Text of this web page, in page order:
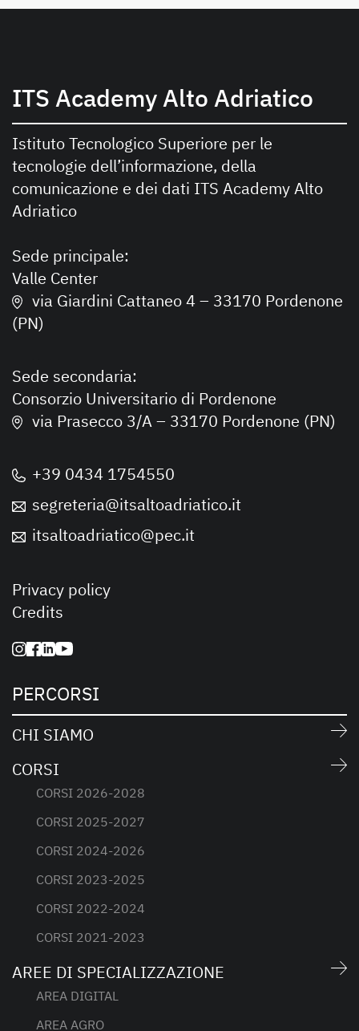
ITS Academy Alto Adriatico
Istituto Tecnologico Superiore per le
tecnologie dell’informazione, della
comunicazione e dei dati ITS Academy Alto
Adriatico
Sede principale:
Valle Center
via Giardini Cattaneo 4 – 33170 Pordenone
(PN)
Sede secondaria:
Consorzio Universitario di Pordenone
via Prasecco 3/A – 33170 Pordenone (PN)
+39 0434 1754550
segreteria@itsaltoadriatico.it
itsaltoadriatico@pec.it
Privacy policy
Credits
PERCORSI
CHI SIAMO
CORSI
CORSI 2026-2028
CORSI 2025-2027
CORSI 2024-2026
CORSI 2023-2025
CORSI 2022-2024
CORSI 2021-2023
AREE DI SPECIALIZZAZIONE
AREA DIGITAL
AREA AGRO